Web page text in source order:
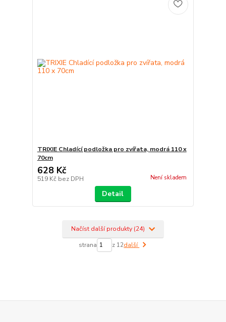
TRIXIE Chladící podložka pro zvířata, modrá 110 x
70cm
628 Kč
519 Kč bez DPH Není skladem
Detail
Načíst další produkty (24)
strana z 12další